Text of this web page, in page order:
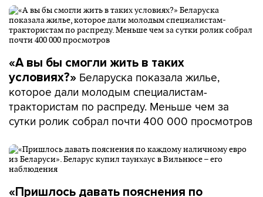
«А вы бы смогли жить в таких
условиях?» Беларуска показала жилье,
которое дали молодым специалистам-
трактористам по распреду. Меньше чем за
сутки ролик собрал почти 400 000 просмотров
«Пришлось давать пояснения по